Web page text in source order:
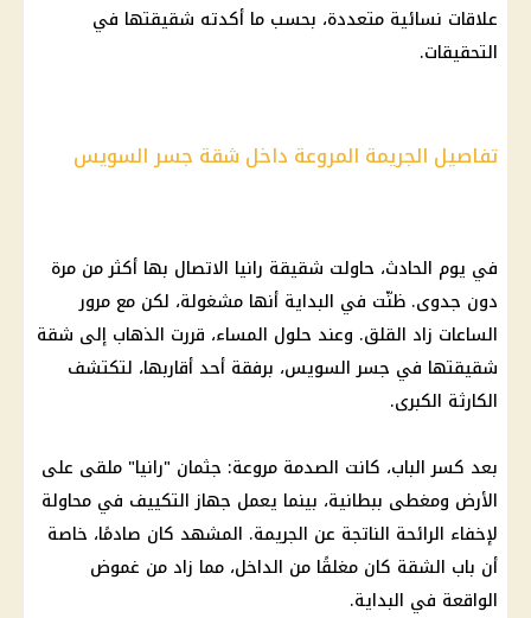
علاقات نسائية متعددة، بحسب ما أكدته شقيقتها في
التحقيقات.
تفاصيل الجريمة المروعة داخل شقة جسر السويس
في يوم الحادث، حاولت شقيقة رانيا الاتصال بها أكثر من مرة
دون جدوى. ظنّت في البداية أنها مشغولة، لكن مع مرور
الساعات زاد القلق. وعند حلول المساء، قررت الذهاب إلى شقة
شقيقتها في جسر السويس، برفقة أحد أقاربها، لتكتشف
الكارثة الكبرى.
بعد كسر الباب، كانت الصدمة مروعة: جثمان "رانيا" ملقى على
الأرض ومغطى ببطانية، بينما يعمل جهاز التكييف في محاولة
لإخفاء الرائحة الناتجة عن الجريمة. المشهد كان صادمًا، خاصة
أن باب الشقة كان مغلقًا من الداخل، مما زاد من غموض
الواقعة في البداية.